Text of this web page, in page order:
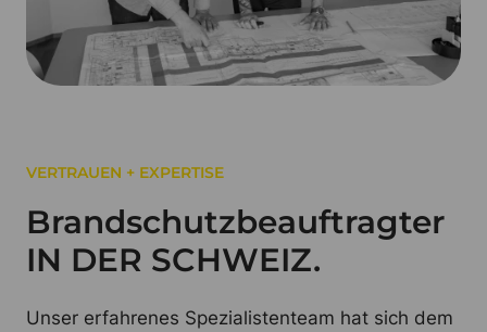
VERTRAUEN + EXPERTISE
Brandschutzbeauftragter
IN DER SCHWEIZ.
Unser erfahrenes Spezialistenteam hat sich dem